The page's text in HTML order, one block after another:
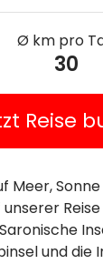
Ø km pro
30
Reise
Meer,
unserer
und die